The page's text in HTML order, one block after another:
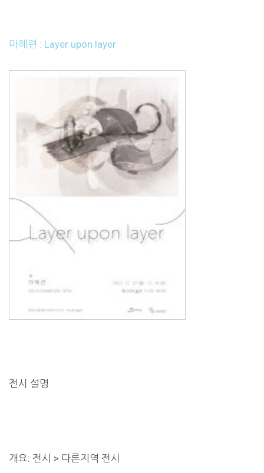
마혜련 : Layer upon layer
전시 설명
개요: 전시 > 다른지역 전시